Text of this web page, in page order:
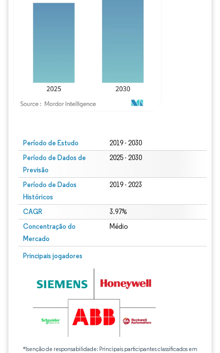
Período de Estudo 2019 - 2030
Período de Dados de
Previsão
2025 - 2030
Período de Dados
Históricos
2019 - 2023
CAGR 3.97%
Concentração do
Mercado
Médio
Principais jogadores
*Isenção de responsabilidade: Principais participantes classificados em